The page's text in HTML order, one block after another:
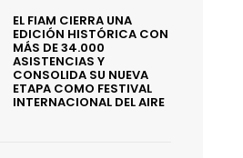
EL FIAM CIERRA UNA
EDICIÓN HISTÓRICA CON
MÁS DE 34.000
ASISTENCIAS Y
CONSOLIDA SU NUEVA
ETAPA COMO FESTIVAL
INTERNACIONAL DEL AIRE